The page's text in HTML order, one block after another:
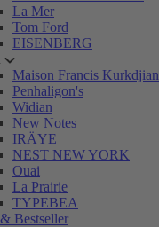
La Mer
Tom Ford
EISENBERG
Maison Francis Kurkdjian
Penhaligon's
Widian
New Notes
IRÄYE
NEST NEW YORK
Ouai
La Prairie
TYPEBEA
Bestseller